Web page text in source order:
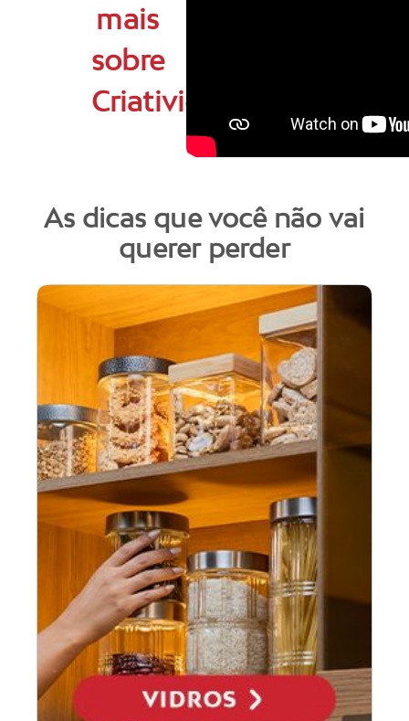
mais
sobre
Criatividade
As dicas que você não vai
querer perder